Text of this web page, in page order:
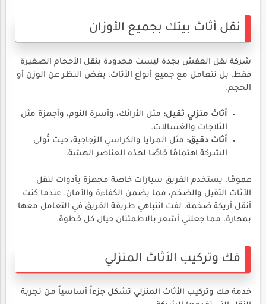
نقل أثاث بيتك بجميع الأوزان
شركة نقل العفش بجدة ليست محدودة بنقل الأحجام الصغيرة
فقط، بل تتعامل مع جميع أنواع الأثاث، بغض النظر عن الوزن أو
الحجم.
أثاث منزلي ثقيل: مثل الأرائك، وأسرة النوم، وأجهزة مثل
الثلاجات والغسالات.
أثاث دقيق: مثل المرايا والكراسي الزجاجية، حيث تُولي
الشركة اهتمامًا خاصًا لهذه العناصر الهشة.
عمومًا، يستخدم الفريق سيارات خاصة مجهزة بأدوات لنقل
الأثاث الثقيل والضخم، مما يضمن الكفاءة والأمان. عندما كنت
أنقل أريكة ضخمة، لفت انتباهي طريقة الفريق في التعامل معها
بمهارة، مما جعلني أشعر بالاطمئنان حيال كل خطوة.
فك وتركيب الأثاث المنزلي
خدمة فك وتركيب الأثاث المنزلي تشكل جزءاً أساسياً من تجربة